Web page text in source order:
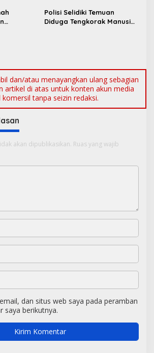
Retribusi Baru
Polisi Selidiki Temuan
Diduga Tengkorak Manusia
dan/atau menayangkan ulang sebagian
artikel di atas untuk konten akun media
komersil tanpa seizin redaksi.
akan dipublikasikan. Ruas yang wajib
dan situs web saya pada peramban
saya berikutnya.